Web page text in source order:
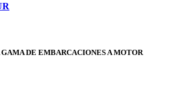
DE EMBARCACIONES A MOTOR